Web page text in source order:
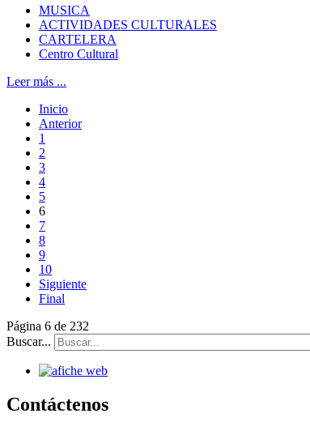
MUSICA
ACTIVIDADES CULTURALES
CARTELERA
Centro Cultural
Leer más ...
Inicio
Anterior
1
2
3
4
5
6
7
8
9
10
Siguiente
Final
Página 6 de 232
Buscar...
Contáctenos